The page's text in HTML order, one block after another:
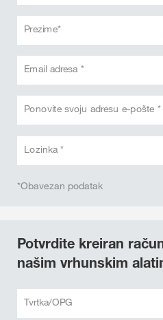
Prezime*
Email adresa *
Ponovite svoju adresu e-pošte *
Lozinka *
*Obavezan podatak
Potvrdite kreiran
našim vrhunskim
Tvrtka/OPG